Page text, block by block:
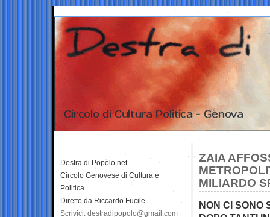
ZAIA
MILIARDO
NON CI SONO
Destra di Popolo.net
Circolo Genovese di Cultura e
Politica
Diretto da Riccardo Fucile
Scrivici: destradipopolo@gmail.com